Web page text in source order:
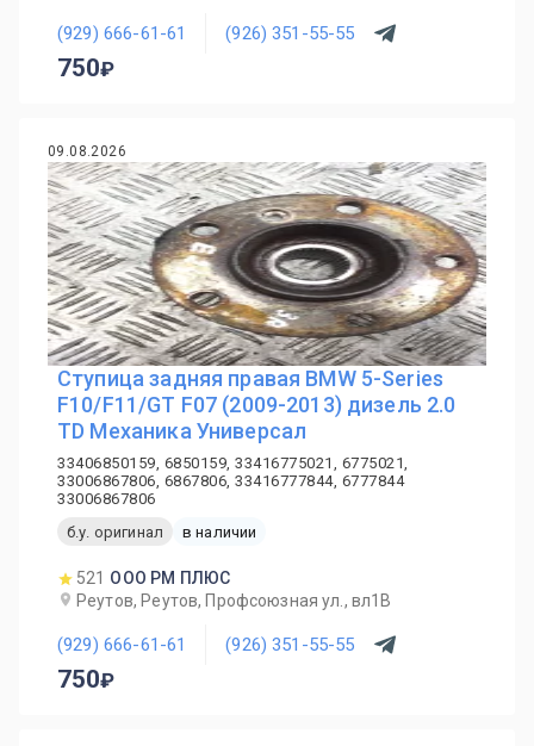
(929) 666-61-61 (926) 351-55-55
750
09.08.2026
Ступица задняя правая BMW 5-Series
F10/F11/GT F07 (2009-2013) дизель 2.0
TD Механика Универсал
33406850159, 6850159, 33416775021, 6775021,
33006867806, 6867806, 33416777844, 6777844
33006867806
б.у. оригинал
в наличии
521 ООО РМ ПЛЮС
Реутов, Реутов, Профсоюзная ул., вл1В
(929) 666-61-61 (926) 351-55-55
750